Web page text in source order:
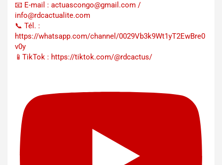
📧 E-mail : actuascongo@gmail.com /
info@rdcactualite.com
📞 Tél. : ‪‪‪‪‪‪‪‪‪‪‪‪‪‪‪‪‪‪‪‪‪‪‪‪‪‪‪‪‪‪‪‪
https://whatsapp.com/channel/0029Vb3k9Wt1yT2EwBre0
v0y
📱TikTok : https://tiktok.com/@rdcactus/